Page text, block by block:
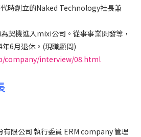
時創立的Naked Technology社長兼
契機進入mixi公司。從事事業開發等，
6月退休。(現職顧問)
company/interview/08.html
限公司 執行委員 ERM company 管理